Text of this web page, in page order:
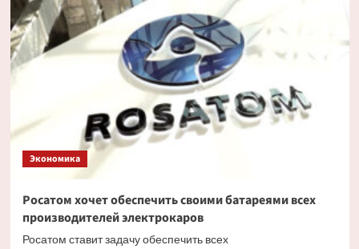
выживания»:
американцев
упрекнули
в
жестокости
Экономика
Росатом хочет обеспечить своими батареями всех
производителей электрокаров
Росатом ставит задачу обеспечить всех